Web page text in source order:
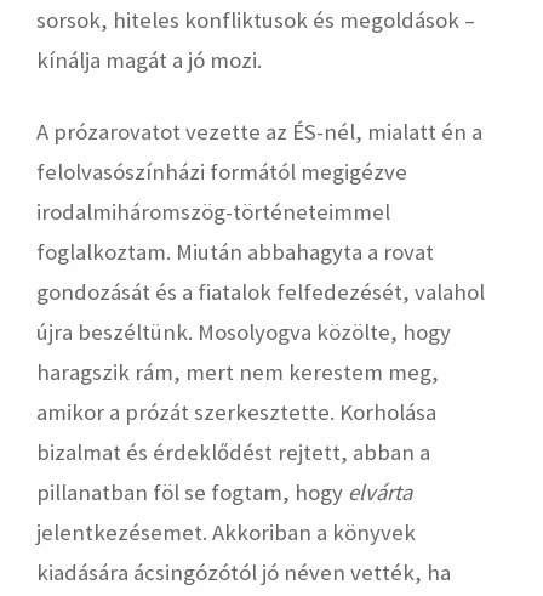
sorsok, hiteles konfliktusok és megoldások –
kínálja magát a jó mozi.
A prózarovatot vezette az ÉS-nél, mialatt én a
felolvasószínházi formától megigézve
irodalmiháromszög-történeteimmel
foglalkoztam. Miután abbahagyta a rovat
gondozását és a fiatalok felfedezését, valahol
újra beszéltünk. Mosolyogva közölte, hogy
haragszik rám, mert nem kerestem meg,
amikor a prózát szerkesztette. Korholása
bizalmat és érdeklődést rejtett, abban a
pillanatban föl se fogtam, hogy elvárta
jelentkezésemet. Akkoriban a könyvek
kiadására ácsingózótól jó néven vették, ha